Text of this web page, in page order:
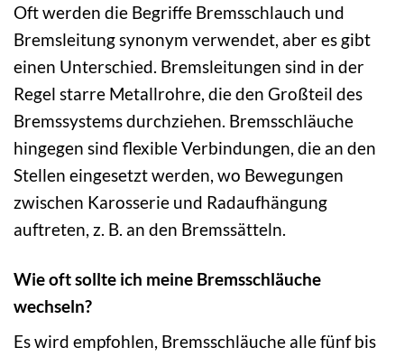
Oft werden die Begriffe Bremsschlauch und
Bremsleitung synonym verwendet, aber es gibt
einen Unterschied. Bremsleitungen sind in der
Regel starre Metallrohre, die den Großteil des
Bremssystems durchziehen. Bremsschläuche
hingegen sind flexible Verbindungen, die an den
Stellen eingesetzt werden, wo Bewegungen
zwischen Karosserie und Radaufhängung
auftreten, z. B. an den Bremssätteln.
Wie oft sollte ich meine Bremsschläuche
wechseln?
Es wird empfohlen, Bremsschläuche alle fünf bis